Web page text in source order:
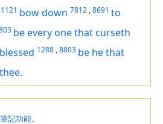
1121 bow down 7812 ,8691 to
beevery one that curseth
1288 ,8803 be he that
thee.
記功能。